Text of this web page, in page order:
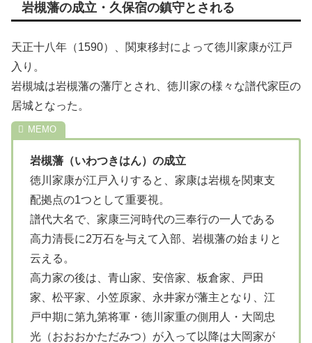
岩槻藩の成立・久保宿の鎮守とされる
天正十八年（1590）、関東移封によって徳川家康が江戸
入り。
岩槻城は岩槻藩の藩庁とされ、徳川家の様々な譜代家臣の
居城となった。
岩槻藩（いわつきはん）の成立
徳川家康が江戸入りすると、家康は岩槻を関東支
配拠点の1つとして重要視。
譜代大名で、家康三河時代の三奉行の一人である
高力清長に2万石を与えて入部、岩槻藩の始まりと
云える。
高力家の後は、青山家、安倍家、板倉家、戸田
家、松平家、小笠原家、永井家が藩主となり、江
戸中期に第九第将軍・徳川家重の側用人・大岡忠
光（おおおかただみつ）が入って以降は大岡家が